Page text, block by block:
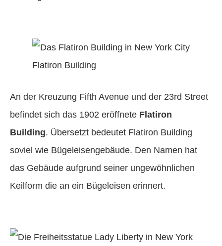
Flatiron Building
An der Kreuzung Fifth Avenue und der 23rd Street
befindet sich das 1902 eröffnete Flatiron
Building. Übersetzt bedeutet Flatiron Building
soviel wie Bügeleisengebäude. Den Namen hat
das Gebäude aufgrund seiner ungewöhnlichen
Keilform die an ein Bügeleisen erinnert.